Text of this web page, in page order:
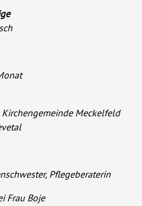
Meckelfeld
Pflegeberaterin
Frau Boje